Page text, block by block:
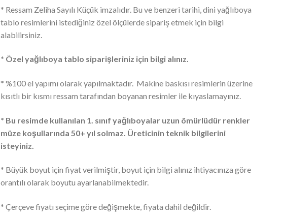
* Ressam Zeliha Sayılı Küçük imzalıdır. Bu ve benzeri tarihi, dini yağlıboya
tablo resimlerini istediğiniz özel ölçülerde sipariş etmek için bilgi
alabilirsiniz.
* Özel yağlıboya tablo siparişleriniz için bilgi alınız.
* %100 el yapımı olarak yapılmaktadır. Makine baskısı resimlerin üzerine
kısıtlı bir kısmı ressam tarafından boyanan resimler ile kıyaslamayınız.
* Bu resimde kullanılan 1. sınıf yağlıboyalar uzun ömürlüdür renkler
müze koşullarında 50+ yıl solmaz. Üreticinin teknik bilgilerini
isteyiniz.
* Büyük boyut için fiyat verilmiştir, boyut için bilgi alınız ihtiyacınıza göre
orantılı olarak boyutu ayarlanabilmektedir.
* Çerçeve fiyatı seçime göre değişmekte, fiyata dahil değildir.